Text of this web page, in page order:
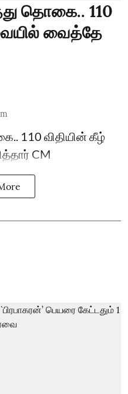
தொகை.. 110
வைத்தே
110 விதியின் கீழ்
CM